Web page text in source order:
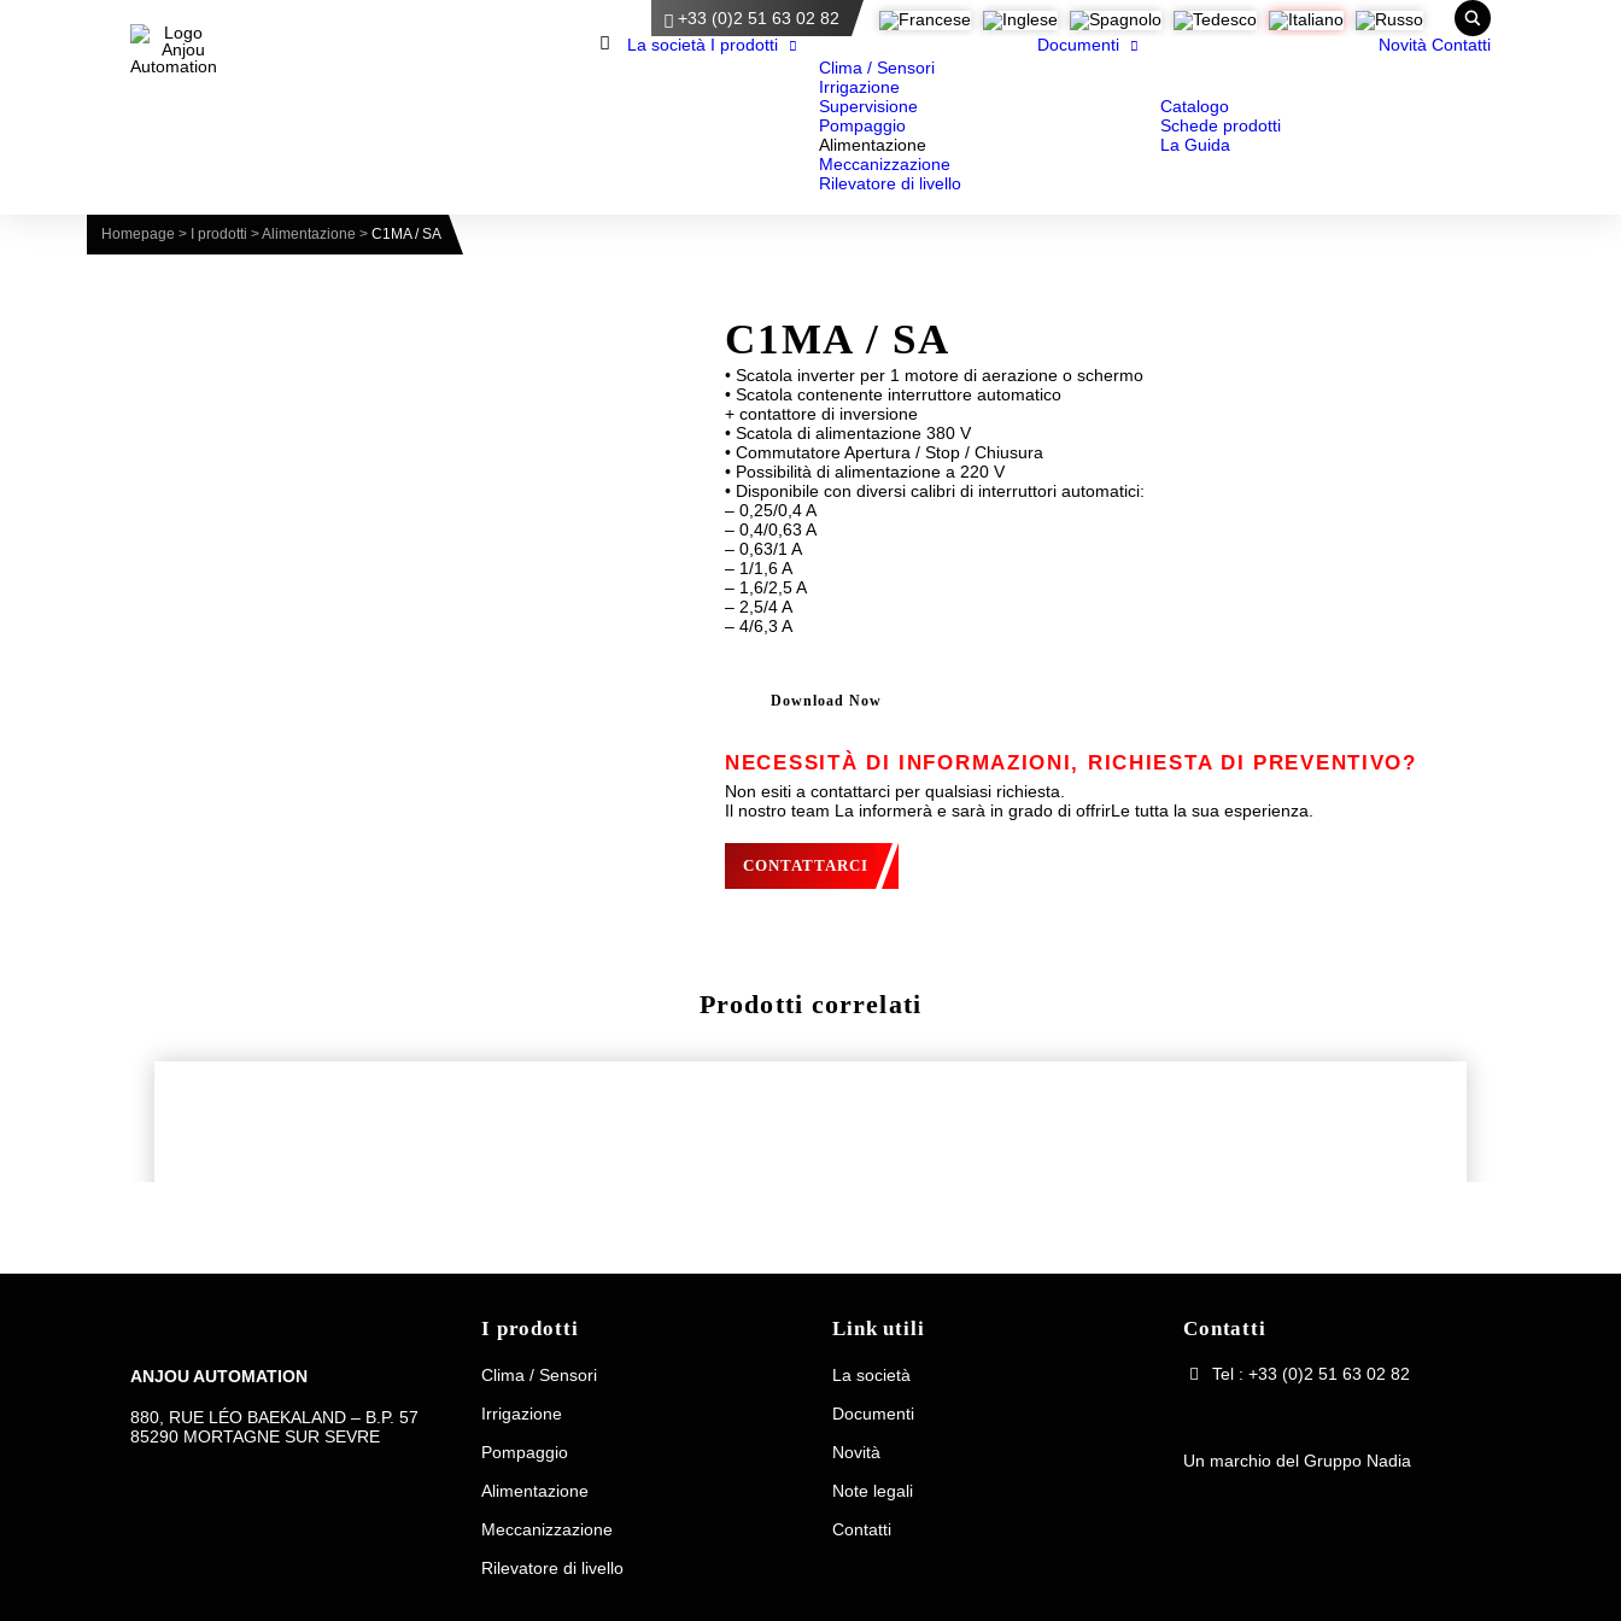
+33 (0)2 51 63 02 82
Homepage
La società I prodotti
Clima / Sensori
Irrigazione
Supervisione
Pompaggio
Alimentazione
Meccanizzazione
Rilevatore di livello
Documenti
Catalogo
Schede prodotti
La Guida
Novità Contatti
Homepage > I prodotti >Alimentazione > C1MA / SA
C1MA / SA
• Scatola inverter per 1 motore di aerazione o schermo
• Scatola contenente interruttore automatico
+ contattore di inversione
• Scatola di alimentazione 380 V
• Commutatore Apertura / Stop / Chiusura
• Possibilità di alimentazione a 220 V
• Disponibile con diversi calibri di interruttori automatici:
– 0,25/0,4 A
– 0,4/0,63 A
– 0,63/1 A
– 1/1,6 A
– 1,6/2,5 A
– 2,5/4 A
– 4/6,3 A
Download Now
NECESSITÀ DI INFORMAZIONI, RICHIESTA DI PREVENTIVO?
Non esiti a contattarci per qualsiasi richiesta.
Il nostro team La informerà e sarà in grado di offrirLe tutta la sua esperienza.
CONTATTARCI
Prodotti correlati
ANJOU AUTOMATION
880, RUE LÉO BAEKALAND – B.P. 57
85290 MORTAGNE SUR SEVRE
I prodotti
Clima / Sensori
Irrigazione
Pompaggio
Alimentazione
Meccanizzazione
Rilevatore di livello
Link utili
La società
Documenti
Novità
Note legali
Contatti
Contatti
Tel : +33 (0)2 51 63 02 82
Un marchio del Gruppo Nadia